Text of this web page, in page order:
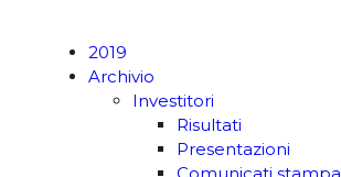
2019
Archivio
Investitori
Risultati
Presentazioni